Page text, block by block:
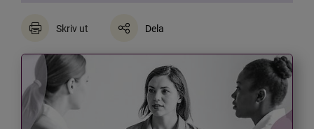
Skriv ut Dela